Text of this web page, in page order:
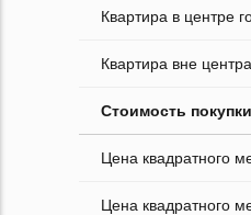
Квартира в центре
Квартира вне
Стоимость
Цена квадратного
Цена квадратного